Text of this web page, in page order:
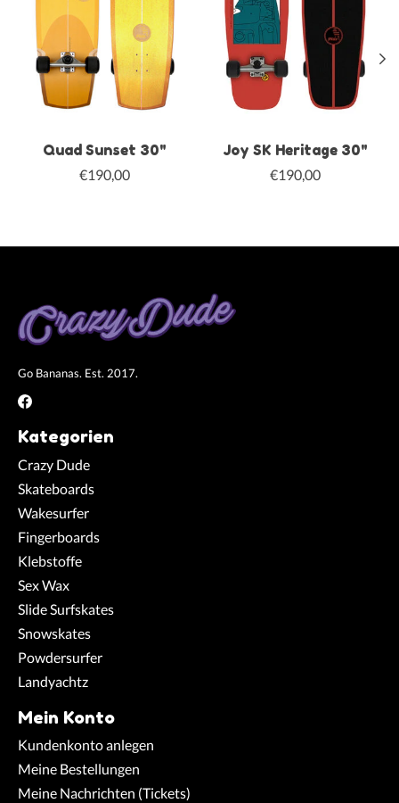
Quad Sunset 30"
€190,00
Joy SK Heritage 30"
€190,00
Go Bananas. Est. 2017.
Kategorien
Crazy Dude
Skateboards
Wakesurfer
Fingerboards
Klebstoffe
Sex Wax
Slide Surfskates
Snowskates
Powdersurfer
Landyachtz
Mein Konto
Kundenkonto anlegen
Meine Bestellungen
Meine Nachrichten (Tickets)